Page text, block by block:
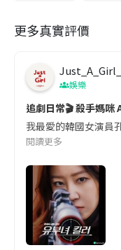
更多真實評價
娛樂
追劇日常🎬 殺手媽
我最愛的韓國女演員
閱讀更多